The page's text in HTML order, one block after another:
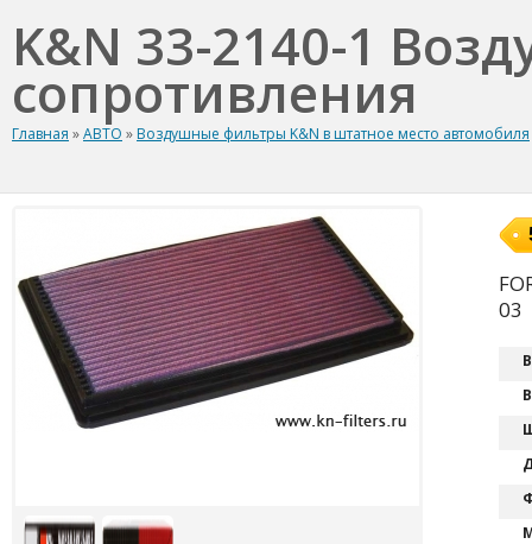
K&N 33-2140-1
сопротивления
Главная »АВТО » Воздушные фильтры K&N в штатное место автомобиля
03